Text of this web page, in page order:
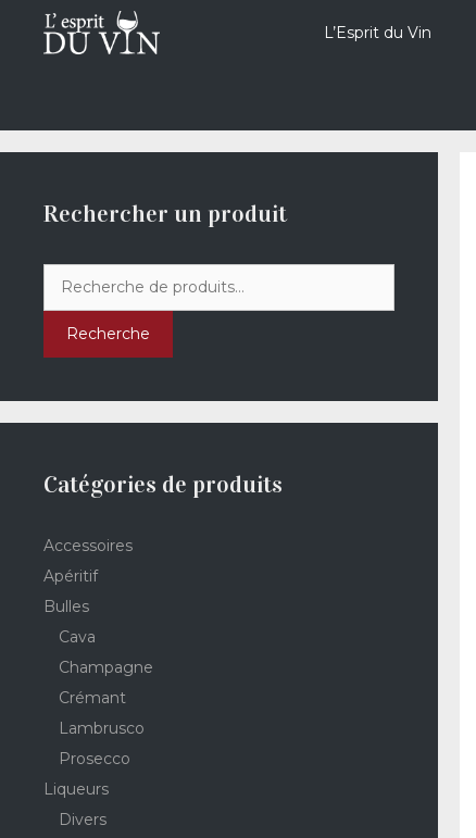
contenu
L’Esprit du Vin
Rechercher un produit
pour :
Recherche
Catégories de produits
Accessoires
Apéritif
Bulles
Cava
Champagne
Crémant
Lambrusco
Prosecco
Liqueurs
Divers